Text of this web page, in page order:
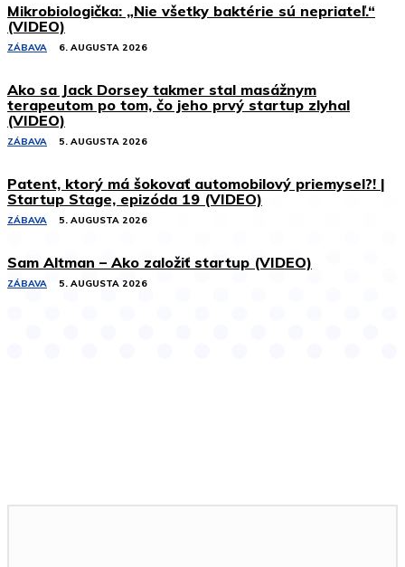
Mikrobiologička: „Nie všetky baktérie sú nepriateľ.“
(VIDEO)
ZÁBAVA 6. AUGUSTA 2026
Ako sa Jack Dorsey takmer stal masážnym
terapeutom po tom, čo jeho prvý startup zlyhal
(VIDEO)
ZÁBAVA 5. AUGUSTA 2026
Patent, ktorý má šokovať automobilový priemysel?! |
Startup Stage, epizóda 19 (VIDEO)
ZÁBAVA 5. AUGUSTA 2026
Sam Altman – Ako založiť startup (VIDEO)
ZÁBAVA 5. AUGUSTA 2026